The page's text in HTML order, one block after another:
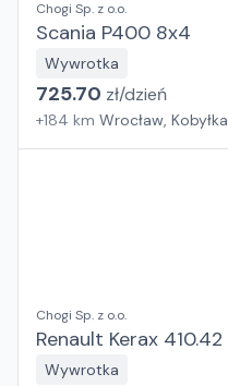
Chogi Sp. z o.o.
Scania P400 8x4
Wywrotka
725.70 zł/dzień
+184 km Wrocław,
Chogi Sp. z o.o.
Renault Kerax
Wywrotka